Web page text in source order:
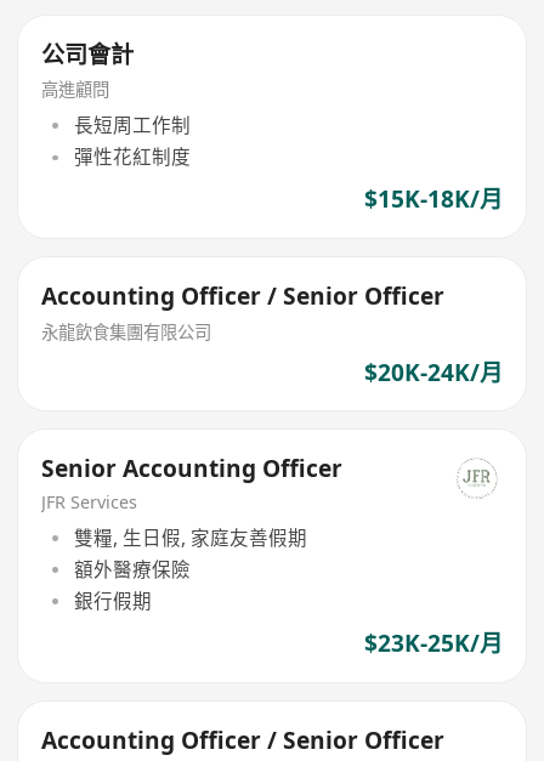
公司會計
高進顧問
長短周工作制
彈性花紅制度
$15K-18K/月
Accounting Officer / Senior Officer
永龍飲食集團有限公司
$20K-24K/月
Senior Accounting Officer
JFR Services
雙糧, 生日假, 家庭友善假期
額外醫療保險
銀行假期
$23K-25K/月
Accounting Officer / Senior Officer